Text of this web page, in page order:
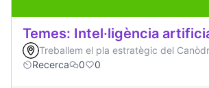
Temes: Intel·ligència
Treballem el pla estratègic del
Recerca
0 0